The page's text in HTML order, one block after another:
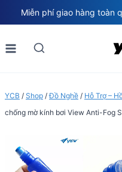
to
content
Miễn phí giao hàng toàn
YCB / Shop /Đồ Nghề / Hỗ Trợ –
chống mờ kính bơi View Anti-Fog